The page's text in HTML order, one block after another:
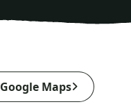
Google Maps